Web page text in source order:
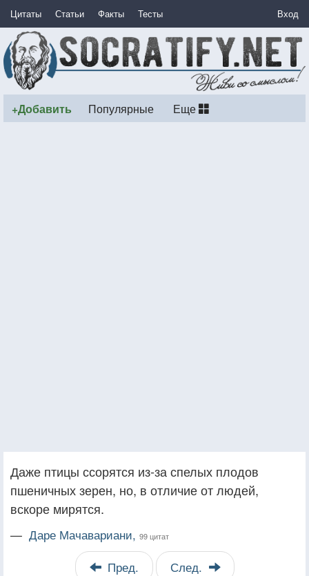
Цитаты Статьи Факты Тесты Вход
+Добавить Популярные Еще
Даже птицы ссорятся из-за спелых плодов
пшеничных зерен, но, в отличие от людей,
вскоре мирятся.
— Даре Мачавариани, 99 цитат
Пред. След.